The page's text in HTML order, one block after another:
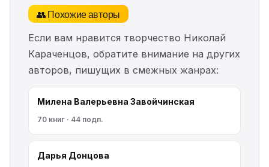
👥 Похожие авторы
Если вам нравится творчество Николай
Караченцов, обратите внимание на других
авторов, пишущих в смежных жанрах:
Милена Валерьевна Завойчинская
70 книг · 44 подп.
Дарья Донцова